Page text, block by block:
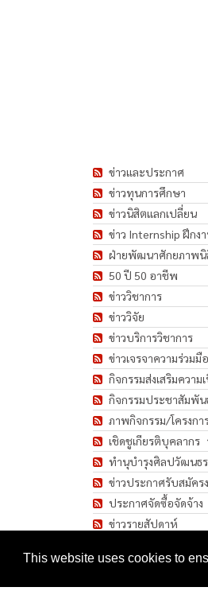
This website uses cookies to
ข่าวและประกาศ
ข่าวทุนการศึกษา
ข่าวนิสิตแลกเปลี่ยน
ข่าว Internship ฝึกง
ฝ่ายพัฒนาศักยภาพนิ
50 ปี 50 อาชีพ
ข่าววิชาการ
ข่าววิจัย
ข่าวบริการวิชาการ
ข่าวเจรจาความร่วมมือ
กิจกรรมส่งเสริมควา
กิจกรรมประชาสัมพัน
ภาพกิจกรรม/โครงกา
เชิดชูเกียรติบุคลากร
ทำนุบำรุงศิลปวัฒนธ
ข่าวประกาศรับสมัคร
ประกาศจัดซื้อจัดจ้าง
ข่าวรายสัปดาห์